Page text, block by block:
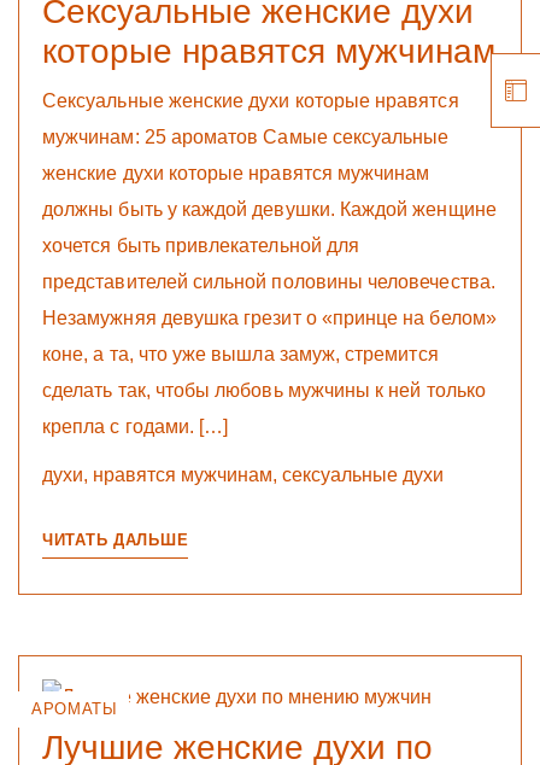
Сексуальные женские духи
которые нравятся мужчинам
Сексуальные женские духи которые нравятся
мужчинам: 25 ароматов Самые сексуальные
женские духи которые нравятся мужчинам
должны быть у каждой девушки. Каждой женщине
хочется быть привлекательной для
представителей сильной половины человечества.
Незамужняя девушка грезит о «принце на белом»
коне, а та, что уже вышла замуж, стремится
сделать так, чтобы любовь мужчины к ней только
крепла с годами. […]
духи, нравятся мужчинам, сексуальные духи
ЧИТАТЬ ДАЛЬШЕ
АРОМАТЫ
Лучшие женские духи по